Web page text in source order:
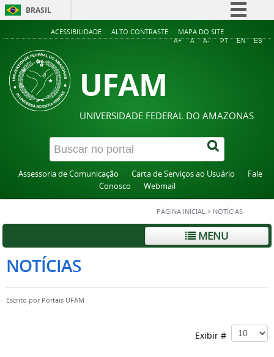
BRASIL
Simplifique!
Acesso à informação
ACESSIBILIDADE ALTO CONTRASTE MAPA DO SITE
A+ A A- PT EN ES
UFAM
UNIVERSIDADE FEDERAL DO AMAZONAS
Assessoria de Comunicação Carta de Serviços ao Usuário
Fale
Conosco
Webmail
PÁGINA INICIAL > NOTÍCIAS
MENU
NOTÍCIAS
Escrito por Portais UFAM
Exibir #